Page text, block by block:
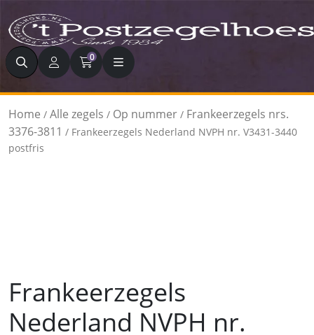
Zoeken 0
Home / Alle zegels / Op nummer / Frankeerzegels nrs.
3376-3811 / Frankeerzegels Nederland NVPH nr. V3431-3440
postfris
Frankeerzegels
Nederland NVPH nr.